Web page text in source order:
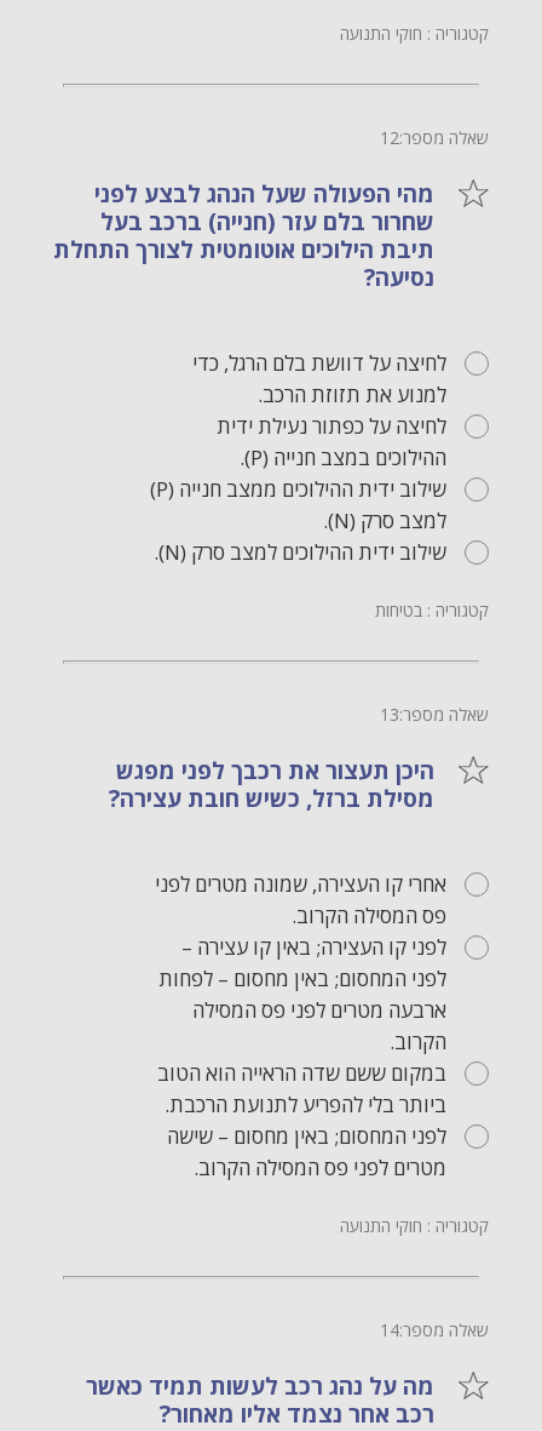
קטגוריה : חוקי התנועה
שאלה מספר:12
מהי הפעולה שעל הנהג לבצע לפני
שחרור בלם עזר (חנייה) ברכב בעל
תיבת הילוכים אוטומטית לצורך התחלת
נסיעה?
לחיצה על דוושת בלם הרגל, כדי
למנוע את תזוזת הרכב.
לחיצה על כפתור נעילת ידית
ההילוכים במצב חנייה (P).
שילוב ידית ההילוכים ממצב חנייה (P)
למצב סרק (N).
שילוב ידית ההילוכים למצב סרק (N).
קטגוריה : בטיחות
שאלה מספר:13
היכן תעצור את רכבך לפני מפגש
מסילת ברזל, כשיש חובת עצירה?
אחרי קו העצירה, שמונה מטרים לפני
פס המסילה הקרוב.
לפני קו העצירה; באין קו עצירה –
לפני המחסום; באין מחסום – לפחות
ארבעה מטרים לפני פס המסילה
הקרוב.
במקום ששם שדה הראייה הוא הטוב
ביותר בלי להפריע לתנועת הרכבת.
לפני המחסום; באין מחסום – שישה
מטרים לפני פס המסילה הקרוב.
קטגוריה : חוקי התנועה
שאלה מספר:14
מה על נהג רכב לעשות תמיד כאשר
רכב אחר נצמד אליו מאחור?